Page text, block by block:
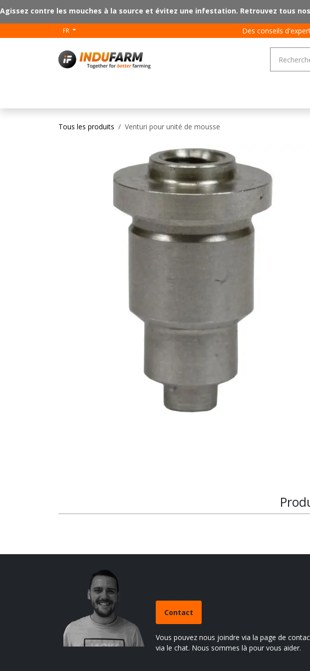
Agissez contre les mouches à la source et évitez une infestation. Retrouvez tous
FR Des conseils
Tous les produits Venturi pour unité de mousse
Contact
Vous pouvez nous joindre via la page de
via le chat. Nous sommes là pour vous aider.